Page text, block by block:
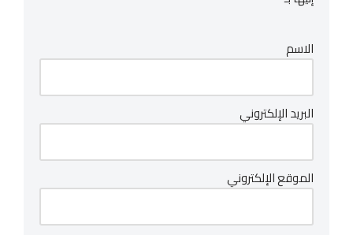
الاسم
البريد الإلكتروني
الموقع الإلكتروني